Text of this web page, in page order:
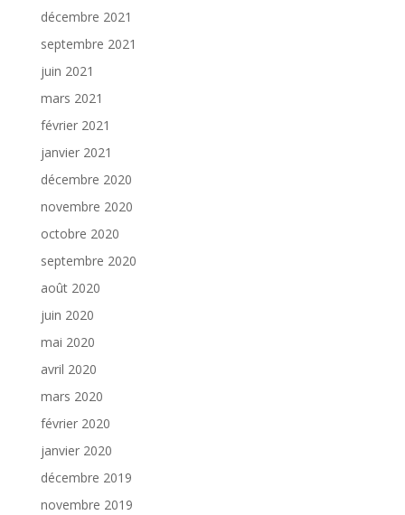
décembre 2021
septembre 2021
juin 2021
mars 2021
février 2021
janvier 2021
décembre 2020
novembre 2020
octobre 2020
septembre 2020
août 2020
juin 2020
mai 2020
avril 2020
mars 2020
février 2020
janvier 2020
décembre 2019
novembre 2019